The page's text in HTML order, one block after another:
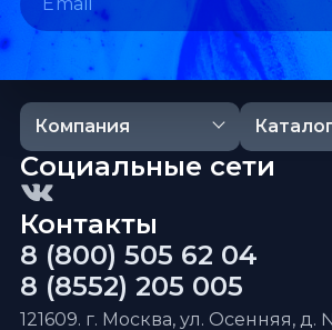
Компания
Контакты
8 (800) 505 62 04
8 (8552) 205 005
121609. г. Москва, ул. Осенняя, д.
Социальные сети